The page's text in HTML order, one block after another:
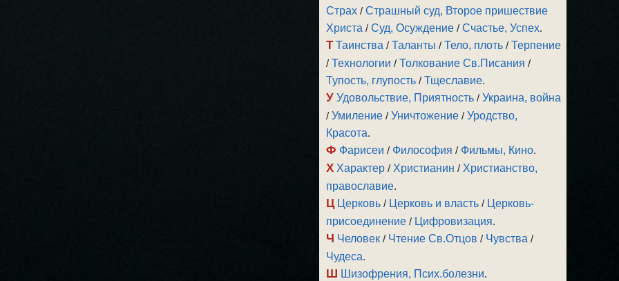
Страх /Страшный суд, Второе пришествие
Христа /Суд, Осуждение /Счастье, Успех.
Т Таинства /Таланты /Тело, плоть /Терпение
/Технологии /Толкование Св.Писания /
Тупость, глупость /Тщеславие.
У Удовольствие, Приятность /Украина, война
/Умиление /Уничтожение /Уродство,
Красота.
Ф Фарисеи / Философия / Фильмы, Кино.
Х Характер / Христианин / Христианство,
православие.
Ц Церковь / Церковь и власть / Церковь-
присоединение / Цифровизация.
Ч Человек / Чтение Св.Отцов / Чувства /
Чудеса.
Ш Шизофрения, Псих.болезни.